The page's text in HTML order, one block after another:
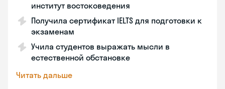
институт востоковедения
Получила сертификат IELTS для подготовки к
экзаменам
Учила студентов выражать мысли в
естественной обстановке
Читать дальше